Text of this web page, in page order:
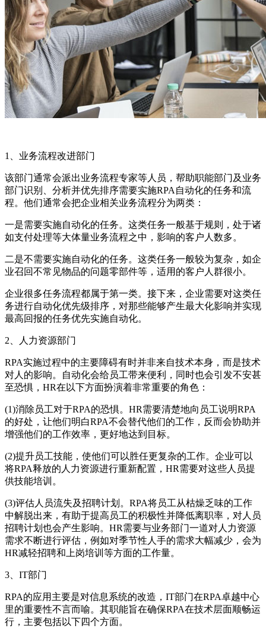
1、业务流程改进部门
该部门通常会派出业务流程专家等人员，帮助职能部门及业务
部门识别、分析并优先排序需要实施RPA自动化的任务和流
程。他们通常会把企业相关业务流程分为两类：
一是需要实施自动化的任务。这类任务一般基于规则，处于诸
如支付处理等大体量业务流程之中，影响的客户人数多。
二是不需要实施自动化的任务。这类任务一般较为复杂，如企
业召回不常见物品的问题零部件等，适用的客户人群很小。
企业很多任务流程都属于第一类。接下来，企业需要对这类任
务进行自动化优先级排序，对那些能够产生最大化影响并实现
最高回报的任务优先实施自动化。
2、人力资源部门
RPA实施过程中的主要障碍有时并非来自技术本身，而是技术
对人的影响。自动化会给员工带来便利，同时也会引发不安甚
至恐惧，HR在以下方面扮演着非常重要的角色：
(1)消除员工对于RPA的恐惧。HR需要清楚地向员工说明RPA
的好处，让他们明白RPA不会替代他们的工作，反而会协助并
增强他们的工作效率，更好地达到目标。
(2)提升员工技能，使他们可以胜任更复杂的工作。企业可以
将RPA释放的人力资源进行重新配置，HR需要对这些人员提
供技能培训。
(3)评估人员流失及招聘计划。RPA将员工从枯燥乏味的工作
中解脱出来，有助于提高员工的积极性并降低离职率，对人员
招聘计划也会产生影响。HR需要与业务部门一道对人力资源
需求不断进行评估，例如对季节性人手的需求大幅减少，会为
HR减轻招聘和上岗培训等方面的工作量。
3、IT部门
RPA的应用主要是对信息系统的改造，IT部门在RPA卓越中心
里的重要性不言而喻。其职能旨在确保RPA在技术层面顺畅运
行，主要包括以下四个方面。